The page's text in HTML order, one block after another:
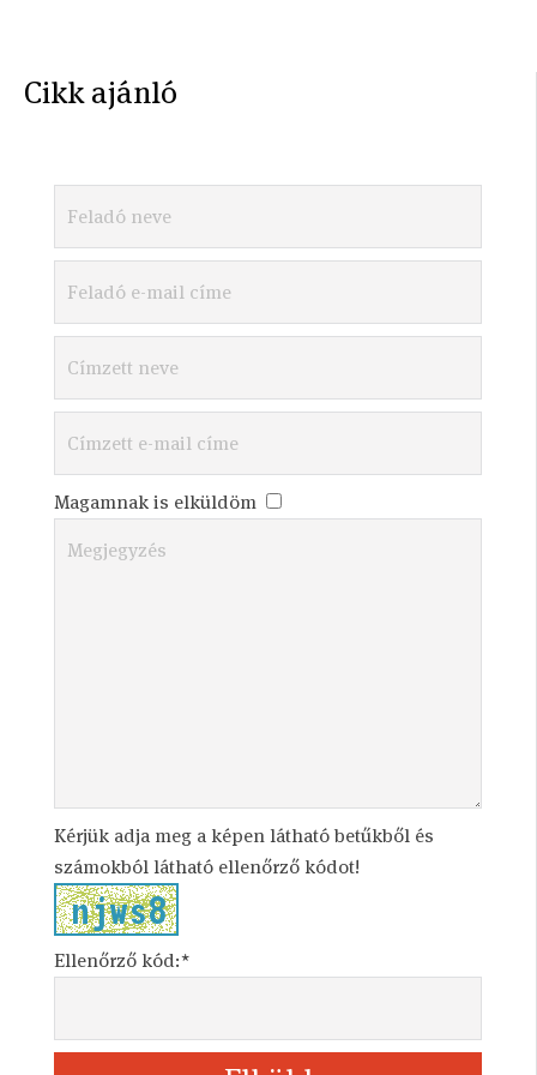
Cikk ajánló
Magamnak is elküldöm
Kérjük adja meg a képen látható betűkből és
számokból látható ellenőrző kódot!
Ellenőrző kód:*